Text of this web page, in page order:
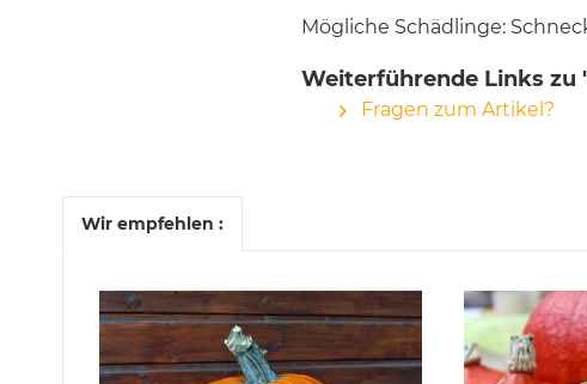
Mögliche Schädlinge:
Weiterführende Links
Fragen zum Artikel?
Wir empfehlen :